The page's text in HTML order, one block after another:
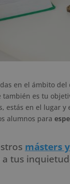
en el ámbito
es tu
estás en el lugar
alumnos para
másters
tus